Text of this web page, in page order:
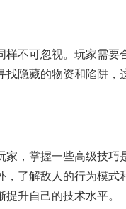
样不可忽视。玩家需
找隐藏的物资和陷阱
家，掌握一些高级技
，了解敌人的行为模
升自己的技术水平。